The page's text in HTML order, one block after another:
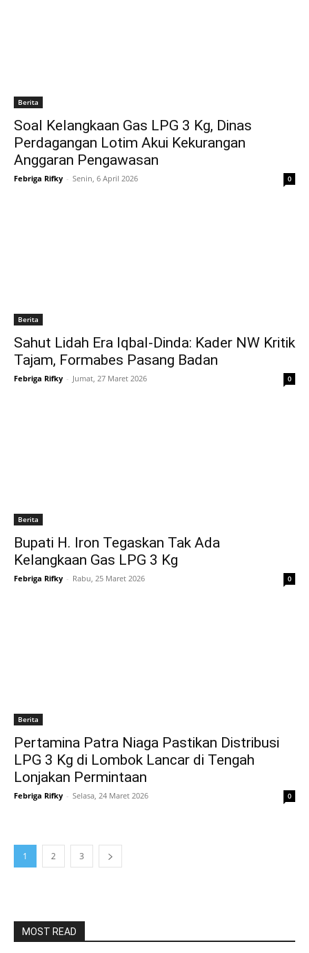
Berita
Soal Kelangkaan Gas LPG 3 Kg, Dinas
Perdagangan Lotim Akui Kekurangan
Anggaran Pengawasan
Febriga Rifky - Senin, 6 April 2026 0
Berita
Sahut Lidah Era Iqbal-Dinda: Kader NW Kritik
Tajam, Formabes Pasang Badan
Febriga Rifky - Jumat, 27 Maret 2026 0
Berita
Bupati H. Iron Tegaskan Tak Ada
Kelangkaan Gas LPG 3 Kg
Febriga Rifky - Rabu, 25 Maret 2026 0
Berita
Pertamina Patra Niaga Pastikan Distribusi
LPG 3 Kg di Lombok Lancar di Tengah
Lonjakan Permintaan
Febriga Rifky - Selasa, 24 Maret 2026 0
1 2 3
MOST READ